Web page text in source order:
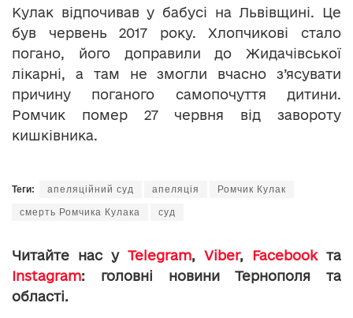
Кулак відпочивав у бабусі на Львівщині. Це
був червень 2017 року. Хлопчикові стало
погано, його доправили до Жидачівської
лікарні, а там не змогли вчасно з’ясувати
причину поганого самопочуття дитини.
Ромчик помер 27 червня від завороту
кишківника.
Теги: апеляційний суд апеляція Ромчик Кулак
смерть Ромчика Кулака суд
Читайте нас у Telegram, Viber, Facebookта
Instagram: головні новини Тернополя та
області.